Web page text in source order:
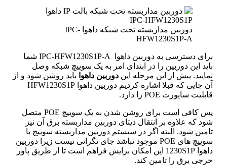
دوربین مداربسته تحت شبکه داهوا IPC-
HFW1230S1P-A
برای دسترسی به دوربین داهوا IPC-HFW1230S1P-A شما
باید این دوربین را در ابتدای امر به یک سوییچ شبکه وصل
نمایید. پیش از این مرحله این دوربین داهوا باید روشن شود و از
آن جایی که قبلا اشاره کردیم دوربین داهوا HFW1230S1P
قابلیت ساپورت POE را دارد.
پس کافی است برای روشن شدن به یک سوییچ POE متصل
شود که علاوه بر انتقال دیتای دوربین مداربسته برق آن نیز
تامین شود. البته اگر در سیستم دوربین مداربسته سوییچ یا
سوییچ های POE موجود نباشد جای نگرانی نیست زیرا دوربین
داهوا 1230S1P این امکان برایش فراهم است تا از طریق پاور
خرجی برق را تامین کند.